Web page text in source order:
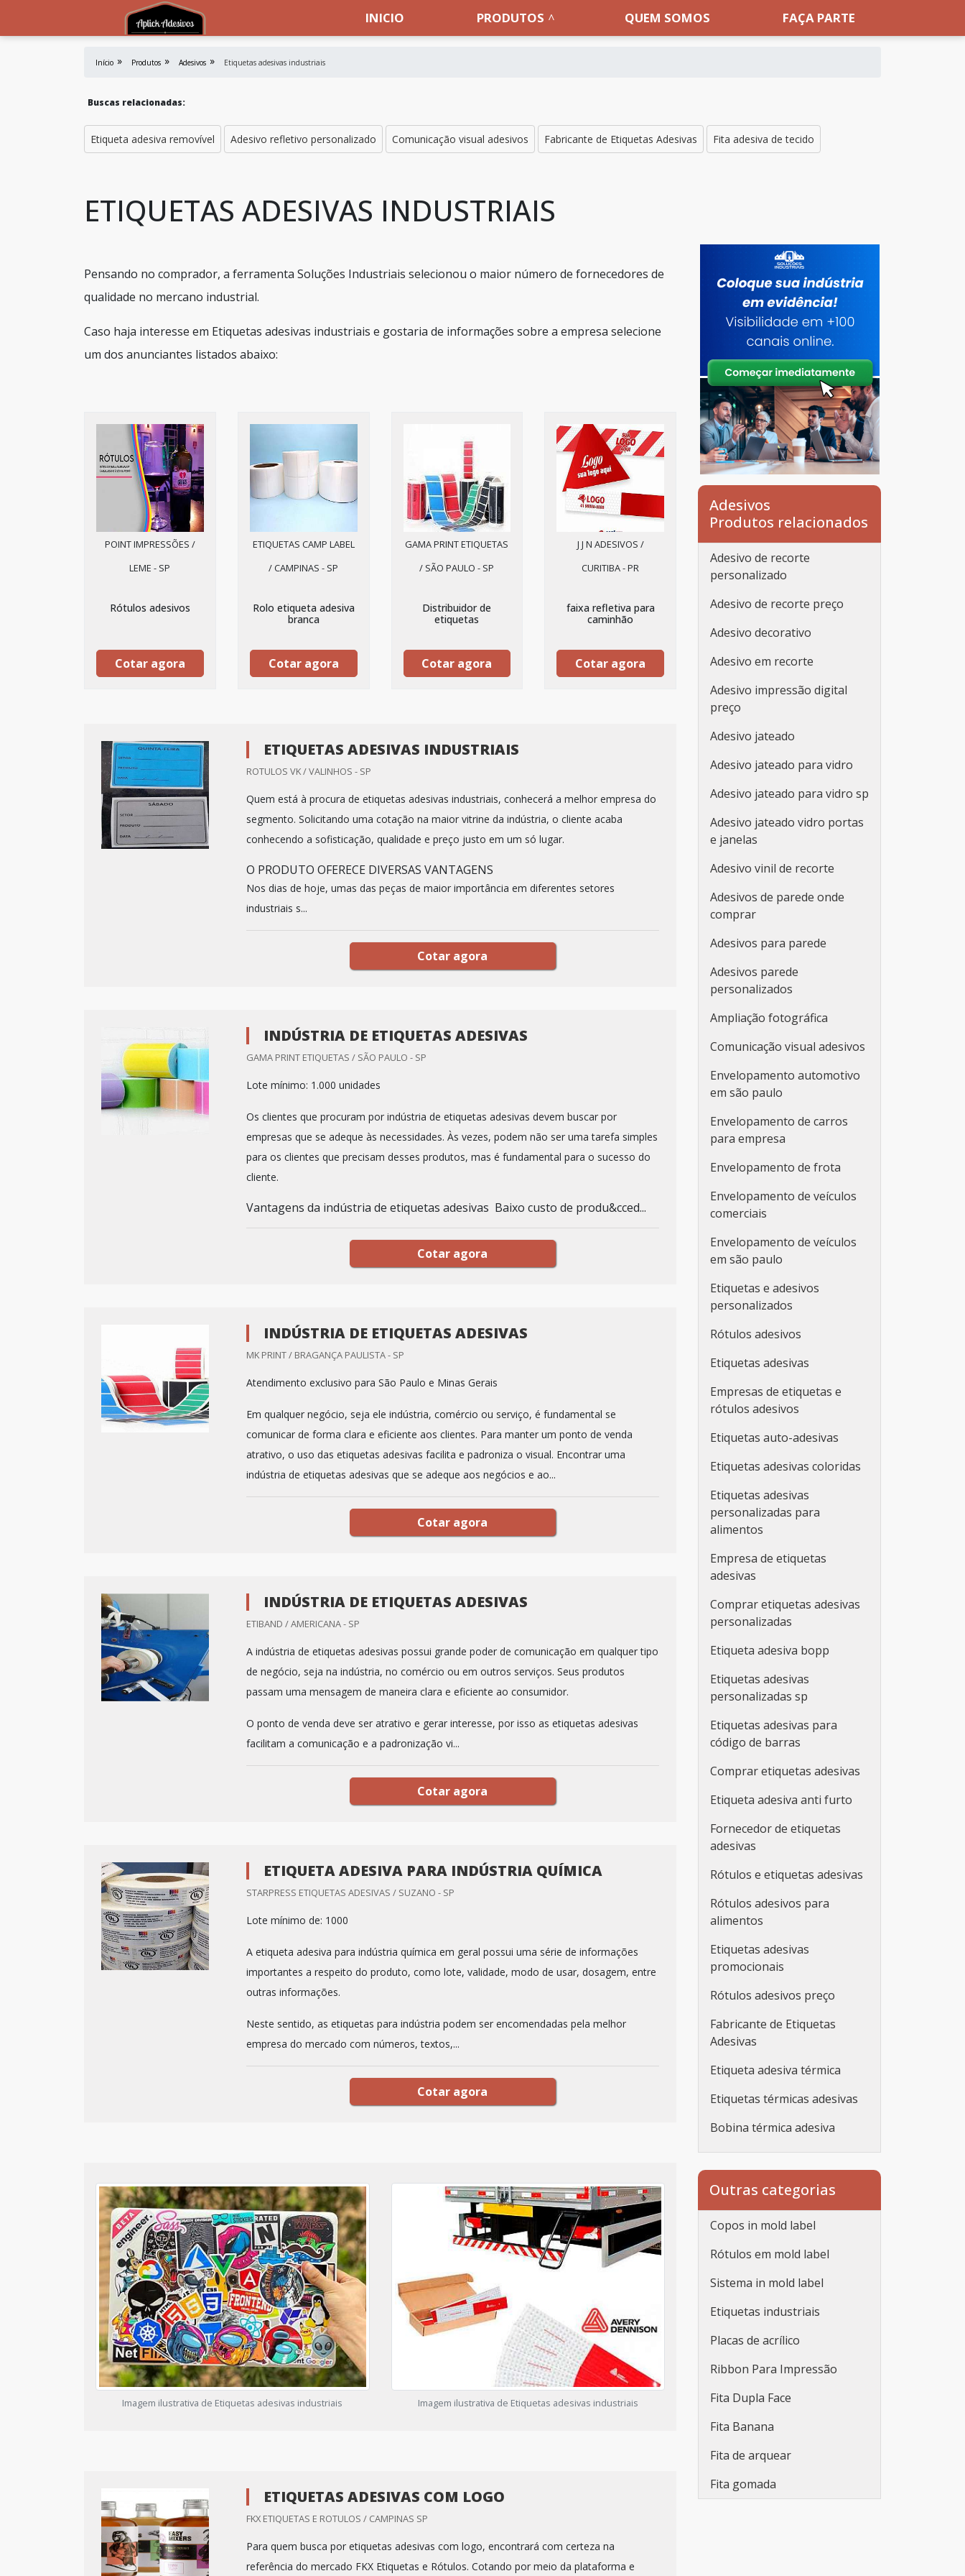
INICIO PRODUTOS QUEM SOMOS FAÇA PARTE
Início Produtos Adesivos Etiquetas adesivas industriais
Buscas relacionadas:
Etiqueta adesiva removível Adesivo refletivo personalizado Comunicação visual adesivos Fabricante de Etiquetas Adesivas Fita adesiva de tecido
ETIQUETAS ADESIVAS INDUSTRIAIS
Pensando no comprador, a ferramenta Soluções Industriais selecionou o maior número de fornecedores de
qualidade no mercano industrial.
Caso haja interesse em Etiquetas adesivas industriais e gostaria de informações sobre a empresa selecione
um dos anunciantes listados abaixo:
POINT IMPRESSÕES /
LEME - SP
Rótulos adesivos
Cotar agora
ETIQUETAS CAMP LABEL
/ CAMPINAS - SP
Rolo etiqueta adesiva
branca
Cotar agora
GAMA PRINT ETIQUETAS
/ SÃO PAULO - SP
Distribuidor de
etiquetas
Cotar agora
J J N ADESIVOS /
CURITIBA - PR
faixa refletiva para
caminhão
Cotar agora
ETIQUETAS ADESIVAS INDUSTRIAIS
ROTULOS VK / VALINHOS - SP
Quem está à procura de etiquetas adesivas industriais, conhecerá a melhor empresa do
segmento. Solicitando uma cotação na maior vitrine da indústria, o cliente acaba
conhecendo a sofisticação, qualidade e preço justo em um só lugar.
O PRODUTO OFERECE DIVERSAS VANTAGENS
Nos dias de hoje, umas das peças de maior importância em diferentes setores
industriais s...
Cotar agora
INDÚSTRIA DE ETIQUETAS ADESIVAS
GAMA PRINT ETIQUETAS / SÃO PAULO - SP
Lote mínimo: 1.000 unidades
Os clientes que procuram por indústria de etiquetas adesivas devem buscar por
empresas que se adeque às necessidades. Às vezes, podem não ser uma tarefa simples
para os clientes que precisam desses produtos, mas é fundamental para o sucesso do
cliente.
Vantagens da indústria de etiquetas adesivas Baixo custo de produ&cced...
Cotar agora
INDÚSTRIA DE ETIQUETAS ADESIVAS
MK PRINT / BRAGANÇA PAULISTA - SP
Atendimento exclusivo para São Paulo e Minas Gerais
Em qualquer negócio, seja ele indústria, comércio ou serviço, é fundamental se
comunicar de forma clara e eficiente aos clientes. Para manter um ponto de venda
atrativo, o uso das etiquetas adesivas facilita e padroniza o visual. Encontrar uma
indústria de etiquetas adesivas que se adeque aos negócios e ao...
Cotar agora
INDÚSTRIA DE ETIQUETAS ADESIVAS
ETIBAND / AMERICANA - SP
A indústria de etiquetas adesivas possui grande poder de comunicação em qualquer tipo
de negócio, seja na indústria, no comércio ou em outros serviços. Seus produtos
passam uma mensagem de maneira clara e eficiente ao consumidor.
O ponto de venda deve ser atrativo e gerar interesse, por isso as etiquetas adesivas
facilitam a comunicação e a padronização vi...
Cotar agora
ETIQUETA ADESIVA PARA INDÚSTRIA QUÍMICA
STARPRESS ETIQUETAS ADESIVAS / SUZANO - SP
Lote mínimo de: 1000
A etiqueta adesiva para indústria química em geral possui uma série de informações
importantes a respeito do produto, como lote, validade, modo de usar, dosagem, entre
outras informações.
Neste sentido, as etiquetas para indústria podem ser encomendadas pela melhor
empresa do mercado com números, textos,...
Cotar agora
Imagem ilustrativa de Etiquetas adesivas industriais Imagem ilustrativa de Etiquetas adesivas industriais
ETIQUETAS ADESIVAS COM LOGO
FKX ETIQUETAS E ROTULOS / CAMPINAS SP
Para quem busca por etiquetas adesivas com logo, encontrará com certeza na
referência do mercado FKX Etiquetas e Rótulos. Cotando por meio da plataforma e
Adesivos
Produtos relacionados
Adesivo de recorte
personalizado
Adesivo de recorte preço
Adesivo decorativo
Adesivo em recorte
Adesivo impressão digital
preço
Adesivo jateado
Adesivo jateado para vidro
Adesivo jateado para vidro sp
Adesivo jateado vidro portas
e janelas
Adesivo vinil de recorte
Adesivos de parede onde
comprar
Adesivos para parede
Adesivos parede
personalizados
Ampliação fotográfica
Comunicação visual adesivos
Envelopamento automotivo
em são paulo
Envelopamento de carros
para empresa
Envelopamento de frota
Envelopamento de veículos
comerciais
Envelopamento de veículos
em são paulo
Etiquetas e adesivos
personalizados
Rótulos adesivos
Etiquetas adesivas
Empresas de etiquetas e
rótulos adesivos
Etiquetas auto-adesivas
Etiquetas adesivas coloridas
Etiquetas adesivas
personalizadas para
alimentos
Empresa de etiquetas
adesivas
Comprar etiquetas adesivas
personalizadas
Etiqueta adesiva bopp
Etiquetas adesivas
personalizadas sp
Etiquetas adesivas para
código de barras
Comprar etiquetas adesivas
Etiqueta adesiva anti furto
Fornecedor de etiquetas
adesivas
Rótulos e etiquetas adesivas
Rótulos adesivos para
alimentos
Etiquetas adesivas
promocionais
Rótulos adesivos preço
Fabricante de Etiquetas
Adesivas
Etiqueta adesiva térmica
Etiquetas térmicas adesivas
Bobina térmica adesiva
Etiqueta adesiva
personalizada
Etiqueta adesiva
personalizada rolo
Adesivos personalizados
adesivas promocionais
Etiqueta adesiva redonda
personalizado
Etiqueta adesiva branca
Etiqueta adesiva branca a4
Lacre de segurança adesivo
Outras categorias
Copos in mold label
Rótulos em mold label
Sistema in mold label
Etiquetas industriais
Placas de acrílico
Ribbon Para Impressão
Fita Dupla Face
Fita Banana
Fita de arquear
Fita gomada